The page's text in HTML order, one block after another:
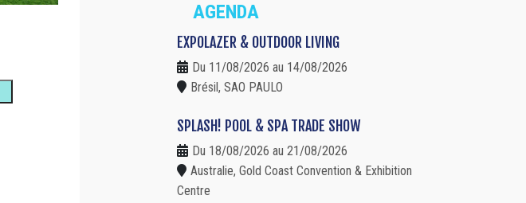
AGENDA
EXPOLAZER & OUTDOOR LIVING
Du 11/08/2026 au 14/08/2026
Brésil, SAO PAULO
SPLASH! POOL & SPA TRADE SHOW
Du 18/08/2026 au 21/08/2026
Australie, Gold Coast Convention & Exhibition
Centre